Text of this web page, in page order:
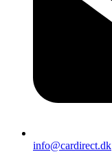
info@cardirect.dk